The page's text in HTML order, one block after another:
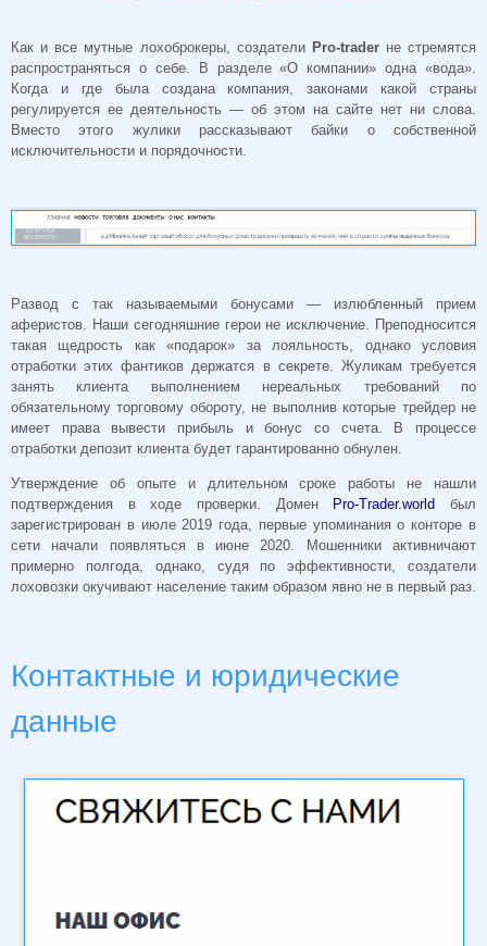
Как и все мутные лохоброкеры, создатели Pro-traderне стремятся
распространяться о себе. В разделе «О компании» одна «вода».
Когда и где была создана компания, законами какой страны
регулируется ее деятельность — об этом на сайте нет ни слова.
Вместо этого жулики рассказывают байки о собственной
исключительности и порядочности.
Развод с так называемыми бонусами — излюбленный прием
аферистов. Наши сегодняшние герои не исключение. Преподносится
такая щедрость как «подарок» за лояльность, однако условия
отработки этих фантиков держатся в секрете. Жуликам требуется
занять клиента выполнением нереальных требований по
обязательному торговому обороту, не выполнив которые трейдер не
имеет права вывести прибыль и бонус со счета. В процессе
отработки депозит клиента будет гарантированно обнулен.
Утверждение об опыте и длительном сроке работы не нашли
подтверждения в ходе проверки. ДоменPro-Trader.world был
зарегистрирован в июле 2019 года, первые упоминания о конторе в
сети начали появляться в июне 2020. Мошенники активничают
примерно полгода, однако, судя по эффективности, создатели
лоховозки окучивают население таким образом явно не в первый раз.
Контактные и юридические
данные